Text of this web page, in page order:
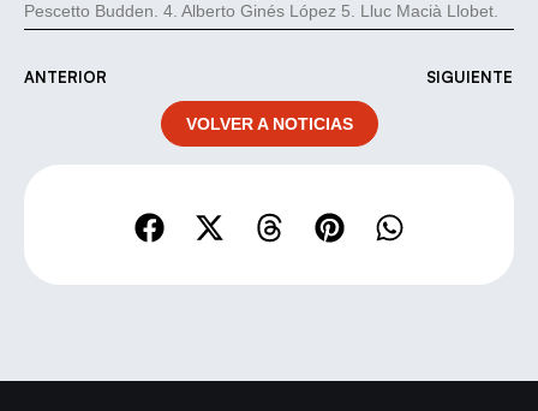
Pescetto Budden. 4. Alberto Ginés López 5. Lluc Macià Llobet.
ANTERIOR SIGUIENTE
VOLVER A NOTICIAS